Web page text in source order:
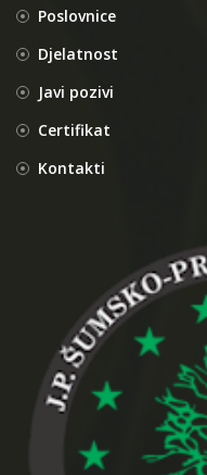
Poslovnice
Djelatnost
Javi pozivi
Certifikat
Kontakti